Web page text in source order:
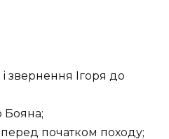
звернення Ігоря до
Бояна;
перед початком походу;